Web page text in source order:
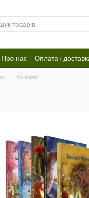
Про нас Оплата і
Усі книги